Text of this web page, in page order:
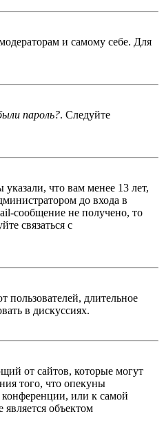
и самому себе. Для
пароль?. Следуйте
что вам менее 13 лет,
до входа в
сообщение не получено, то
связаться с
длительное
в дискуссиях.
от сайтов, которые могут
того, что опекуны
или к самой
объектом